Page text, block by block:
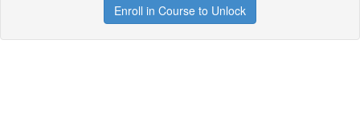
Enroll in Course to Unlock